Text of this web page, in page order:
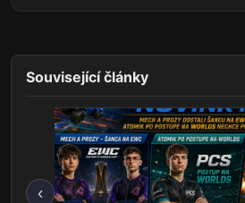
Související články
‹